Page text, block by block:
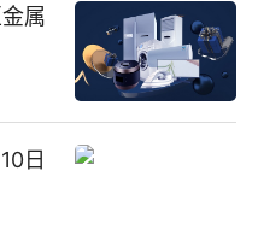
属
日